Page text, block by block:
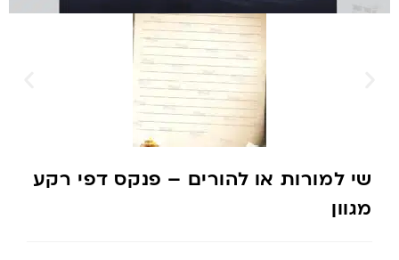
שי למורות או להורים – פנקס דפי רקע
מגוון